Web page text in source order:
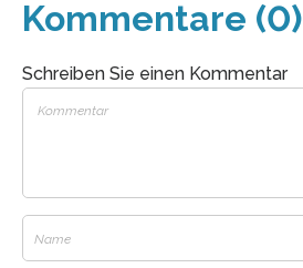
Kommentare (0)
Schreiben Sie einen Kommentar